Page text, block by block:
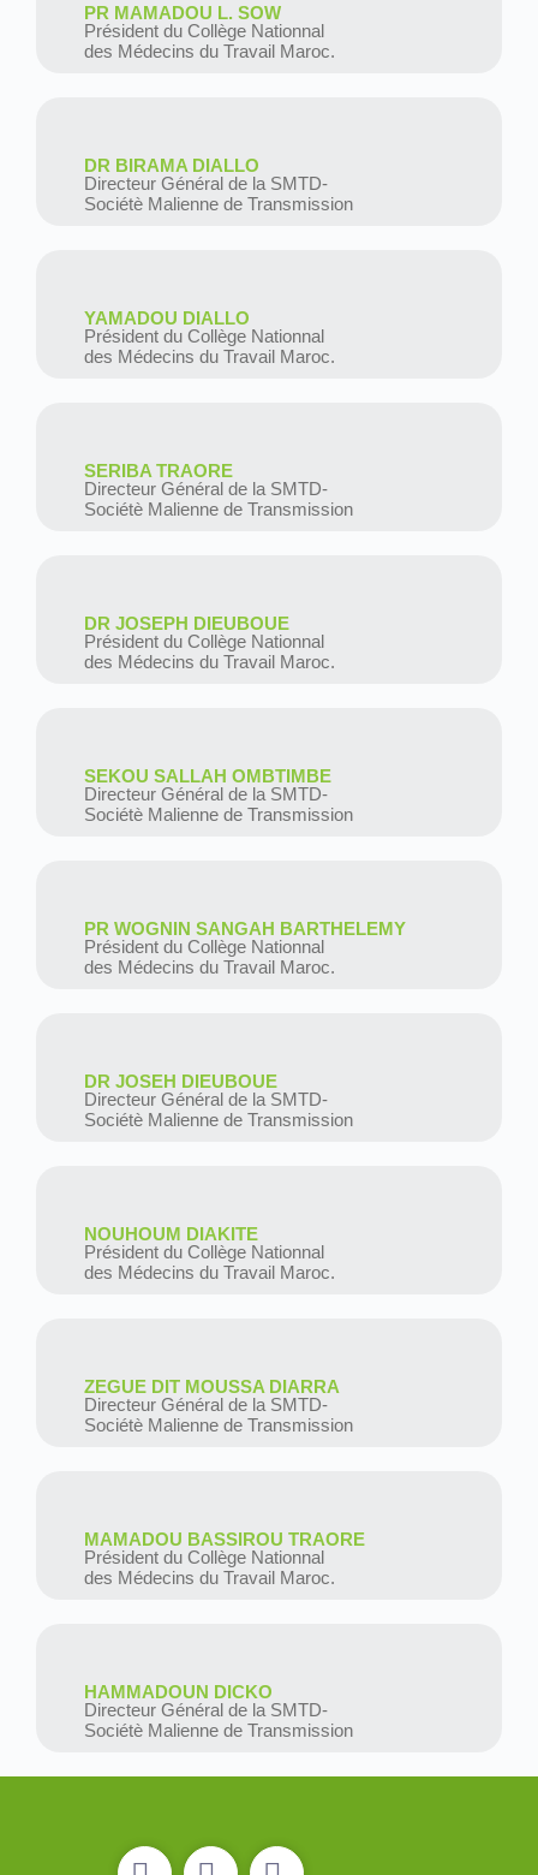
PR MAMADOU L. SOW
Président du Collège Nationnal
des Médecins du Travail Maroc.
DR BIRAMA DIALLO
Directeur Général de la SMTD-
Sociétè Malienne de Transmission
YAMADOU DIALLO
Président du Collège Nationnal
des Médecins du Travail Maroc.
SERIBA TRAORE
Directeur Général de la SMTD-
Sociétè Malienne de Transmission
DR JOSEPH DIEUBOUE
Président du Collège Nationnal
des Médecins du Travail Maroc.
SEKOU SALLAH OMBTIMBE
Directeur Général de la SMTD-
Sociétè Malienne de Transmission
PR WOGNIN SANGAH BARTHELEMY
Président du Collège Nationnal
des Médecins du Travail Maroc.
DR JOSEH DIEUBOUE
Directeur Général de la SMTD-
Sociétè Malienne de Transmission
NOUHOUM DIAKITE
Président du Collège Nationnal
des Médecins du Travail Maroc.
ZEGUE DIT MOUSSA DIARRA
Directeur Général de la SMTD-
Sociétè Malienne de Transmission
MAMADOU BASSIROU TRAORE
Président du Collège Nationnal
des Médecins du Travail Maroc.
HAMMADOUN DICKO
Directeur Général de la SMTD-
Sociétè Malienne de Transmission